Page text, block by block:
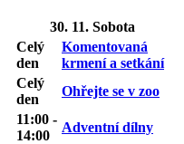
30. 11. Sobota
Celý
den
Komentovaná
krmení a setkání
Celý
den
Ohřejte se v zoo
11:00 -
14:00
Adventní dílny